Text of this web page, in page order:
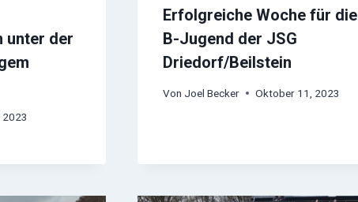
unter der
2023
Erfolgreiche Woche für die
B-Jugend der JSG
Driedorf/Beilstein
Von Joel Becker Oktober 11, 2023